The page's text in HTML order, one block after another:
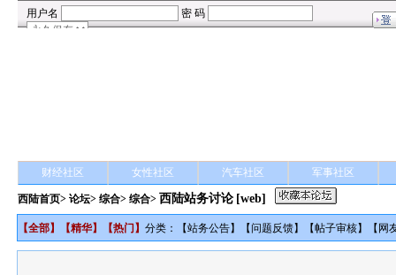
财经社区 女性社区 汽车社区 军事社区
西陆首页>论坛>综合> 综合> 西陆站务讨论 [web]
【全部】【精华】【热门 】分类：【站务公告】【问题反馈】【帖子审核】【 网